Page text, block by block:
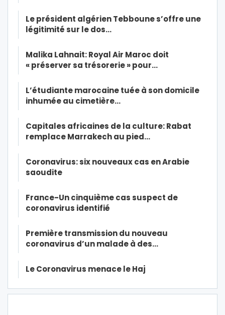
Le président algérien Tebboune s’offre une
légitimité sur le dos…
Malika Lahnait: Royal Air Maroc doit
« préserver sa trésorerie » pour…
L’étudiante marocaine tuée à son domicile
inhumée au cimetière…
Capitales africaines de la culture: Rabat
remplace Marrakech au pied…
Coronavirus: six nouveaux cas en Arabie
saoudite
France-Un cinquième cas suspect de
coronavirus identifié
Première transmission du nouveau
coronavirus d’un malade à des…
Le Coronavirus menace le Haj